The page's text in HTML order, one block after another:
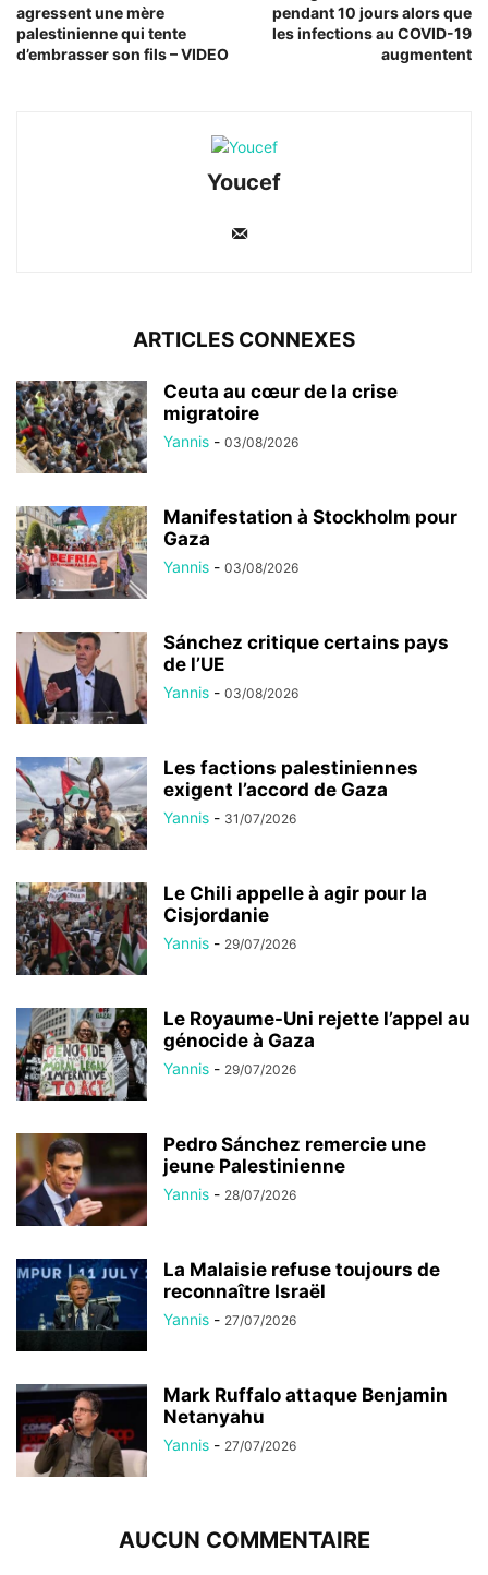
agressent une mère
palestinienne qui tente
d’embrasser son fils – VIDEO
pendant 10 jours alors que
les infections au COVID-19
augmentent
Youcef
ARTICLES CONNEXES
Ceuta au cœur de la crise
migratoire
Yannis - 03/08/2026
Manifestation à Stockholm pour
Gaza
Yannis - 03/08/2026
Sánchez critique certains pays
de l’UE
Yannis - 03/08/2026
Les factions palestiniennes
exigent l’accord de Gaza
Yannis - 31/07/2026
Le Chili appelle à agir pour la
Cisjordanie
Yannis - 29/07/2026
Le Royaume-Uni rejette l’appel au
génocide à Gaza
Yannis - 29/07/2026
Pedro Sánchez remercie une
jeune Palestinienne
Yannis - 28/07/2026
La Malaisie refuse toujours de
reconnaître Israël
Yannis - 27/07/2026
Mark Ruffalo attaque Benjamin
Netanyahu
Yannis - 27/07/2026
AUCUN COMMENTAIRE